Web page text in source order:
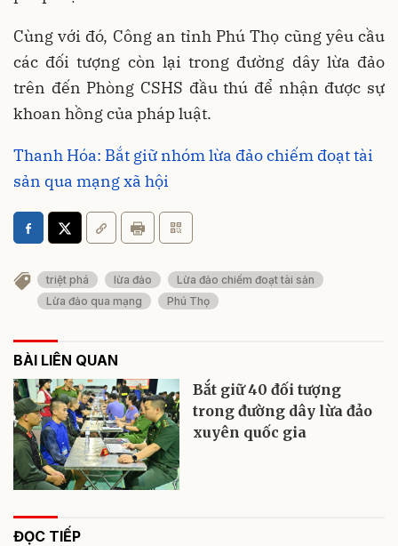
Cùng với đó, Công an tỉnh Phú Thọ cũng yêu cầu
các đối tượng còn lại trong đường dây lừa đảo
trên đến Phòng CSHS đầu thú để nhận được sự
khoan hồng của pháp luật.
Thanh Hóa: Bắt giữ nhóm lừa đảo chiếm đoạt tài
sản qua mạng xã hội
triệt phá lừa đảo
Lừa đảo chiếm đoạt tài sản
Lừa đảo qua mạng
Phú Thọ
BÀI LIÊN QUAN
Bắt giữ 40 đối tượng
trong đường dây lừa đảo
xuyên quốc gia
ĐỌC TIẾP